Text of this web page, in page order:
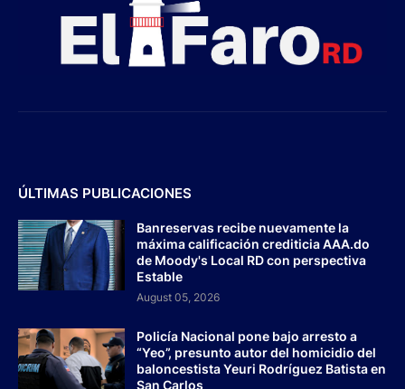
ÚLTIMAS PUBLICACIONES
Banreservas recibe nuevamente la
máxima calificación crediticia AAA.do
de Moody's Local RD con perspectiva
Estable
August 05, 2026
Policía Nacional pone bajo arresto a
“Yeo”, presunto autor del homicidio del
baloncestista Yeuri Rodríguez Batista en
San Carlos